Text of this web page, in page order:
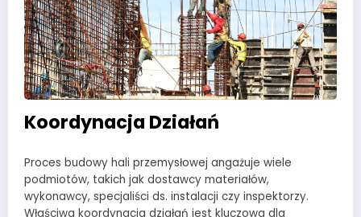
Koordynacja Działań
Proces budowy hali przemysłowej angażuje wiele
podmiotów, takich jak dostawcy materiałów,
wykonawcy, specjaliści ds. instalacji czy inspektorzy.
Właściwa koordynacja działań jest kluczowa dla